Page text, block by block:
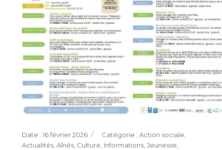
Publié
le
16 février 2026 Catégories
Action sociale
Actualités, Aînés, Culture Informations, Jeunesse